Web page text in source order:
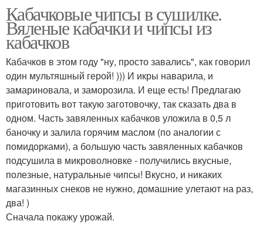
приготовление
Кабачковые чипсы в сушилке.
Вяленые кабачки и чипсы из
кабачков
Кабачков в этом году "ну, просто завались", как говорил
один мультяшный герой! ))) И икры наварила, и
замариновала, и заморозила. И еще есть! Предлагаю
приготовить вот такую заготовочку, так сказать два в
одном. Часть завяленных кабачков уложила в 0,5 л
баночку и залила горячим маслом (по аналогии с
помидорками), а большую часть завяленных кабачков
подсушила в микроволновке - получились вкусные,
полезные, натуральные чипсы! Вкусно, и никаких
магазинных снеков не нужно, домашние улетают на раз,
два! )
Сначала покажу урожай.